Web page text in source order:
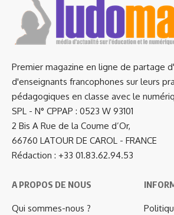
Premier magazine en ligne de partage
d'enseignants francophones sur leurs
pédagogiques en classe avec le
SPL - N° CPPAP : 0523 W 93101
2 Bis A Rue de la Coume d’Or,
66760 LATOUR DE CAROL - FRANCE
Rédaction : +33 01.83.62.94.53
A PROPOS DE NOUS
Qui sommes-nous ?